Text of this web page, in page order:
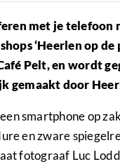
met je telefoon
‘Heerlen op
Pelt, en wordt
gemaakt door
smartphone op
en zware
fotograaf Luc